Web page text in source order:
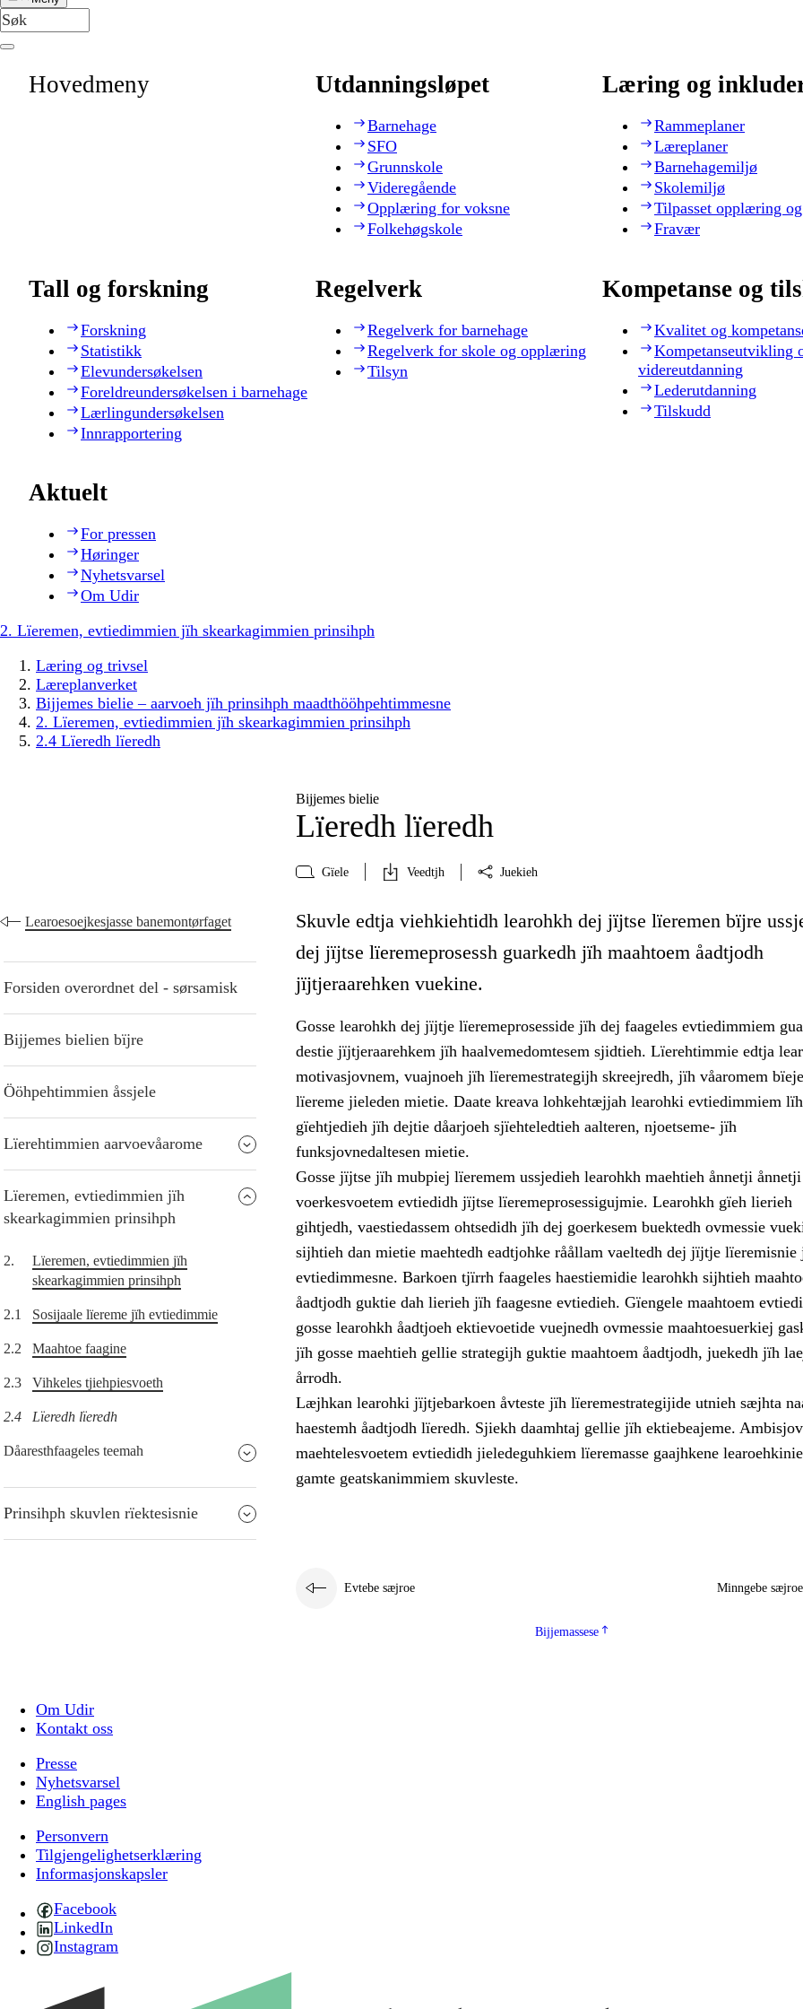
Hovedmeny Utdanningsløpet
Barnehage
SFO
Grunnskole
Videregående
Opplæring for voksne
Folkehøgskole
Læring og
Rammeplaner
Læreplaner
Barnehagemiljø
Skolemiljø
Tilpasset opplæring
Fravær
Tall og forskning
Forskning
Statistikk
Elevundersøkelsen
Foreldreundersøkelsen i barnehage
Lærlingundersøkelsen
Innrapportering
Regelverk
Regelverk for barnehage
Regelverk for skole og opplæring
Tilsyn
Kompetanse og
Kvalitet og
Kompetanseutvikling
videreutdanning
Lederutdanning
Tilskudd
Aktuelt
For pressen
Høringer
Nyhetsvarsel
Om Udir
2. Lïeremen, evtiedimmien jïh skearkagimmien prinsihph
Læring og trivsel
Læreplanverket
Bijjemes bielie – aarvoeh jïh prinsihph maadthööhpehtimmesne
2. Lïeremen, evtiedimmien jïh skearkagimmien prinsihph
2.4 Lïeredh lïeredh
Bijjemes bielie
Lïeredh lïeredh
Gïele Veedtjh Juekieh
Learoesoejkesjasse banemontørfaget
Forsiden overordnet del - sørsamisk
Bijjemes bielien bïjre
Ööhpehtimmien åssjele
Lïerehtimmien aarvoevåarome
Lïeremen, evtiedimmien jïh
skearkagimmien prinsihph
2.
Lïeremen, evtiedimmien jïh
skearkagimmien prinsihph
2.1 Sosijaale lïereme jïh evtiedimmie
2.2 Maahtoe faagine
2.3 Vihkeles tjiehpiesvoeth
2.4 Lïeredh lïeredh
Dåaresthfaageles teemah
Prinsihph skuvlen rïektesisnie
Skuvle edtja viehkiehtidh learohkh dej jïjtse lïeremen bïjre
dej jïjtse lïeremeprosessh guarkedh jïh maahtoem åadtjodh
jïjtjeraarehken vuekine.
Gosse learohkh dej jïjtje lïeremeprosesside jïh dej faageles evtiedimmiem
destie jïjtjeraarehkem jïh haalvemedomtesem sjidtieh. Lïerehtimmie edtja
motivasjovnem, vuajnoeh jïh lïeremestrategijh skreejredh, jïh våaromem
lïereme jieleden mietie. Daate kreava lohkehtæjjah learohki evtiedimmiem
gïehtjedieh jïh dejtie dåarjoeh sjïehteledtieh aalteren, njoetseme- jïh
funksjovnedaltesen mietie.
Gosse jïjtse jïh mubpiej lïeremem ussjedieh learohkh maehtieh ånnetji ånnetji
voerkesvoetem evtiedidh jïjtse lïeremeprosessigujmie. Learohkh gïeh lierieh
gihtjedh, vaestiedassem ohtsedidh jïh dej goerkesem buektedh ovmessie
sijhtieh dan mietie maehtedh eadtjohke råållam vaeltedh dej jïjtje lïeremisnie
evtiedimmesne. Barkoen tjïrrh faageles haestiemidie learohkh sijhtieh
åadtjodh guktie dah lierieh jïh faagesne evtiedieh. Gïengele maahtoem
gosse learohkh åadtjoeh ektievoetide vuejnedh ovmessie maahtoesuerkiej
jïh gosse maehtieh gellie strategijh guktie maahtoem åadtjodh, juekedh jïh
årrodh.
Læjhkan learohki jïjtjebarkoen åvteste jïh lïeremestrategijide utnieh sæjhta
haestemh åadtjodh lïeredh. Sjiekh daamhtaj gellie jïh ektiebeajeme.
maehtelesvoetem evtiedidh jieledeguhkiem lïeremasse gaajhkene
gamte geatskanimmiem skuvleste.
Evtebe sæjroe Minngebe sæjroe
Bijjemassese
Om Udir
Kontakt oss
Presse
Nyhetsvarsel
English pages
Personvern
Tilgjengelighetserklæring
Informasjonskapsler
Facebook
LinkedIn
Instagram